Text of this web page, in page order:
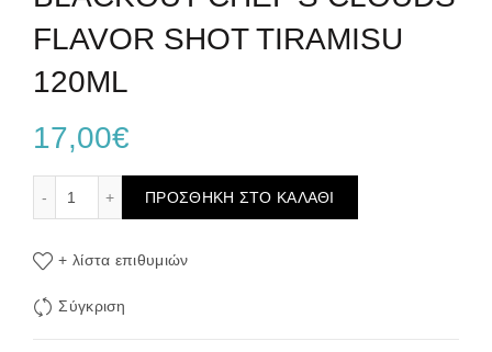
FLAVOR SHOT TIRAMISU
120ML
17,00€
ΠΡΟΣΘΉΚΗ ΣΤΟ ΚΑΛΆΘΙ
+ λίστα επιθυμιών
Σύγκριση